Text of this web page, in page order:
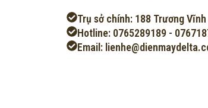
Trụ sở chính: 188 Trương
Hotline: 0765289189 -
Email: